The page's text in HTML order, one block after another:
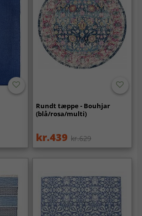
Rundt tæppe - Bouhjar
(blå/rosa/multi)
kr.439 kr.629